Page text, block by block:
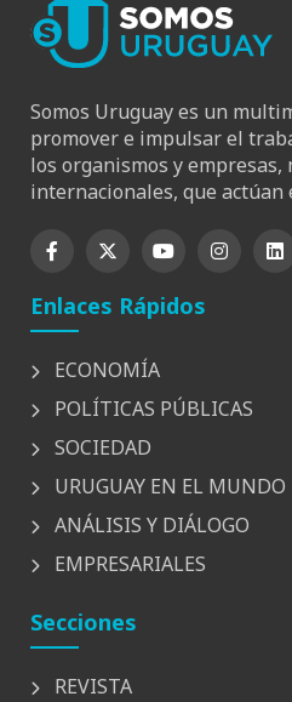
Somos Uruguay es un
promover e impulsar el
los organismos y empresas,
internacionales, que actúan
Enlaces Rápidos
ECONOMÍA
POLÍTICAS PÚBLICAS
SOCIEDAD
URUGUAY EN EL MUNDO
ANÁLISIS Y DIÁLOGO
EMPRESARIALES
Secciones
REVISTA